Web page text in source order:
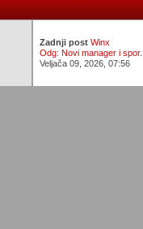
Zadnji post Winx
Odg: Novi manager i spor...
Veljača 09, 2026, 07:56